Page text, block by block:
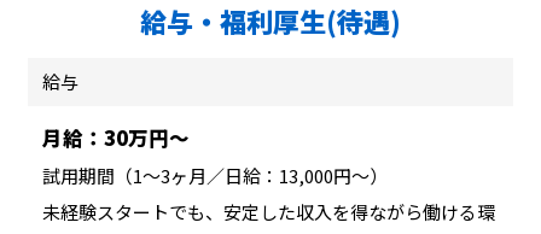
給与・福利厚生(待遇)
給与
月給：30万円～
試用期間（1～3ヶ月／日給：13,000円～）
未経験スタートでも、安定した収入を得ながら働ける環